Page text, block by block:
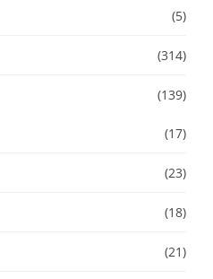
(5)
(314)
(139)
(17)
(23)
(18)
(21)